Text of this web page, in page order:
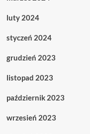
luty 2024
styczeń 2024
grudzień 2023
listopad 2023
październik 2023
wrzesień 2023